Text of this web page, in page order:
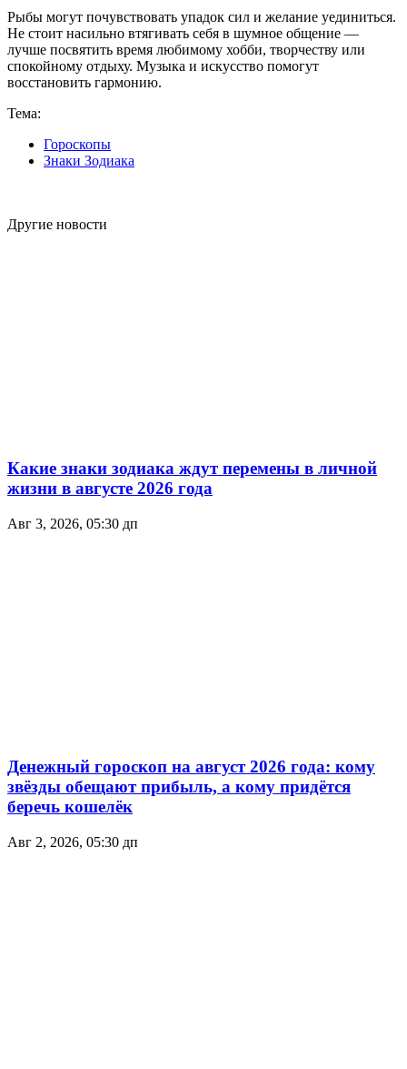
Рыбы могут почувствовать упадок сил и желание уединиться.
Не стоит насильно втягивать себя в шумное общение —
лучше посвятить время любимому хобби, творчеству или
спокойному отдыху. Музыка и искусство помогут
восстановить гармонию.
Тема:
Гороскопы
Знаки Зодиака
Другие новости
Какие знаки зодиака ждут перемены в личной
жизни в августе 2026 года
Авг 3, 2026, 05:30 дп
Денежный гороскоп на август 2026 года: кому
звёзды обещают прибыль, а кому придётся
беречь кошелёк
Авг 2, 2026, 05:30 дп